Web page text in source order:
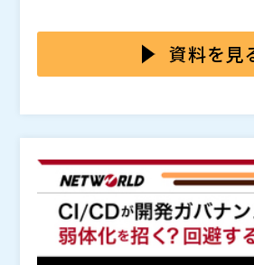
側からの攻撃も容易な状況であるた
が起きてもおかしくありません。 （
象にもなりやすいです）
もガバナンスは重要です。 プロジェ
なかったり、開発者によって品質に
ってしまいます。
複数のツールが乱立した現在の状況
やガバナンス徹底は、複雑で困難で
ス、セキュリティを担保しつつ、ス
る事が求められている時代です。
は、開発現場で求められるあらゆる
ンで提供している統合プラットフォ
より、開発組織のガバナンスを徹底
上記のようにお悩みの、エンタープ
テム開発に携わる方はぜひご参加く
株式会社ネットワールド（）
株式会社オープンソース活用研究所
会社（）
資料を見